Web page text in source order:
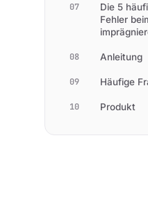
07
Die 5
Fehler
08 Anleitung
09 Häufige
10 Produkt